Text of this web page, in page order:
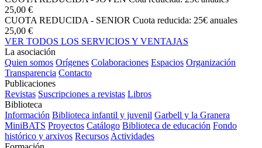
25,00 €
CUOTA REDUCIDA - SENIOR Cuota reducida: 25€ anuales
25,00 €
VER TODOS LOS SERVICIOS Y VENTAJAS
La asociación
Quien somos Orígenes Colaboraciones Espacios Organización
Transparencia Contacto
Publicaciones
Revistas Suscripciones a revistas Libros
Biblioteca
Información Biblioteca infantil y juvenil Garbell y la Granera
MiniBATS Proyectos Catálogo Biblioteca de educación Fondo
histórico y arxivos Recursos Actividades